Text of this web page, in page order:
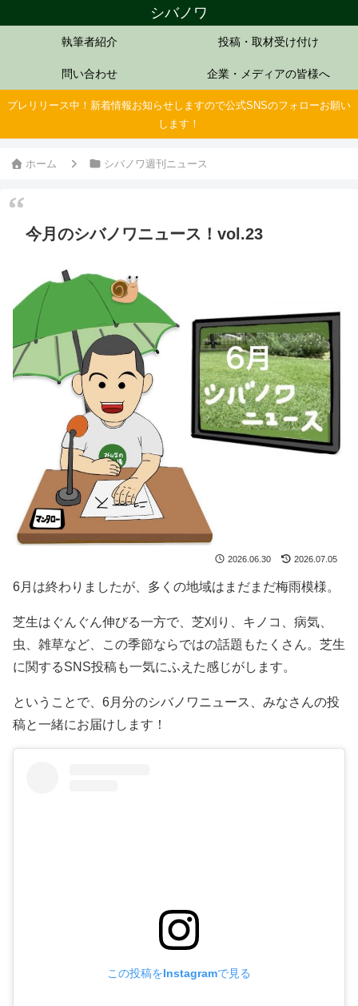
シバノワ
執筆者紹介 投稿・取材受け付け
問い合わせ 企業・メディアの皆様へ
プレリリース中！新着情報お知らせしますので公式SNSのフォローお願い
します！
ホーム シバノワ週刊ニュース
今月のシバノワニュース！vol.23
2026.06.30 2026.07.05
6月は終わりましたが、多くの地域はまだまだ梅雨模様。
芝生はぐんぐん伸びる一方で、芝刈り、キノコ、病気、
虫、雑草など、この季節ならではの話題もたくさん。芝生
に関するSNS投稿も一気にふえた感じがします。
ということで、6月分のシバノワニュース、みなさんの投
稿と一緒にお届けします！
この投稿をInstagramで見る